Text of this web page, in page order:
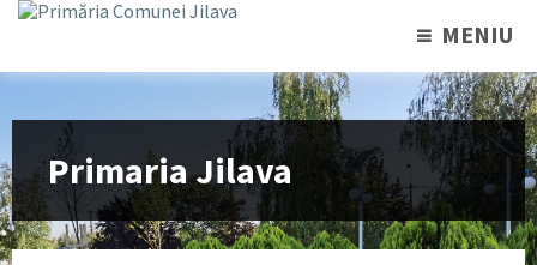
MENIU
Primaria Jilava